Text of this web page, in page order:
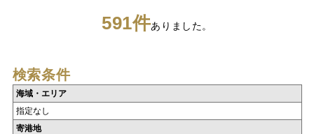
591件ありました。
検索条件
海域・エリア
指定なし
寄港地